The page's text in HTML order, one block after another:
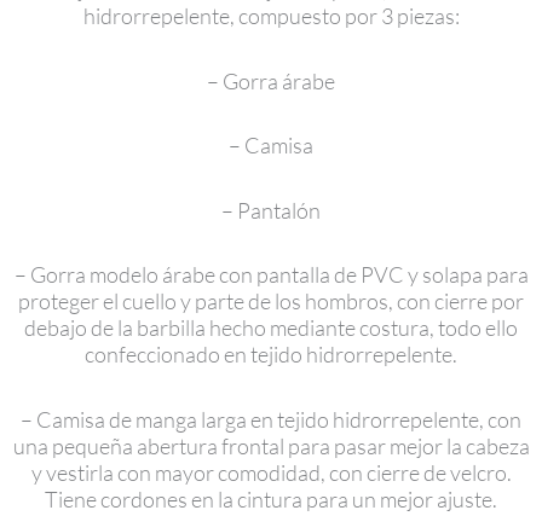
hidrorrepelente, compuesto por 3 piezas:
– Gorra árabe
– Camisa
– Pantalón
– Gorra modelo árabe con pantalla de PVC y solapa para
proteger el cuello y parte de los hombros, con cierre por
debajo de la barbilla hecho mediante costura, todo ello
confeccionado en tejido hidrorrepelente.
– Camisa de manga larga en tejido hidrorrepelente, con
una pequeña abertura frontal para pasar mejor la cabeza
y vestirla con mayor comodidad, con cierre de velcro.
Tiene cordones en la cintura para un mejor ajuste.